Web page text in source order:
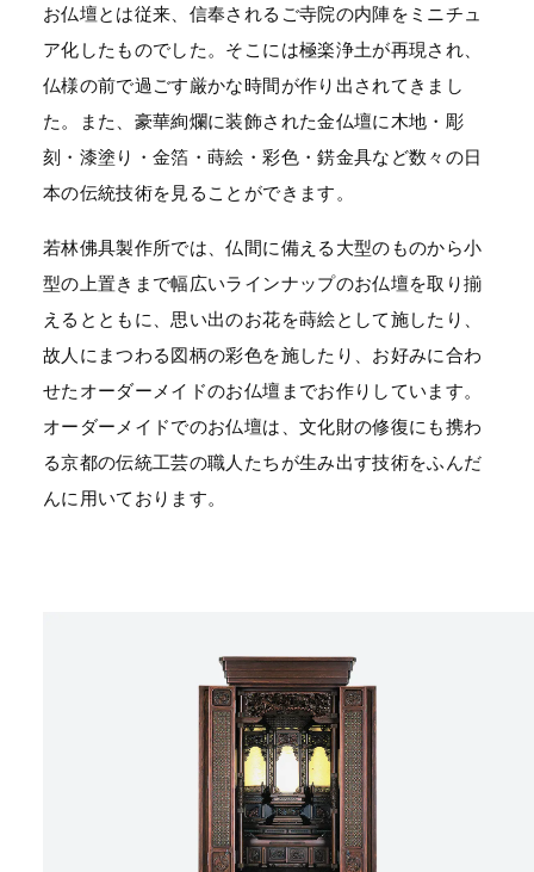
お仏壇とは従来、信奉されるご寺院の内陣をミニチュ
ア化したものでした。そこには極楽浄土が再現され、
仏様の前で過ごす厳かな時間が作り出されてきまし
た。また、豪華絢爛に装飾された金仏壇に木地・彫
刻・漆塗り・金箔・蒔絵・彩色・錺金具など数々の日
本の伝統技術を見ることができます。
若林佛具製作所では、仏間に備える大型のものから小
型の上置きまで幅広いラインナップのお仏壇を取り揃
えるとともに、思い出のお花を蒔絵として施したり、
故人にまつわる図柄の彩色を施したり、お好みに合わ
せたオーダーメイドのお仏壇までお作りしています。
オーダーメイドでのお仏壇は、文化財の修復にも携わ
る京都の伝統工芸の職人たちが生み出す技術をふんだ
んに用いております。